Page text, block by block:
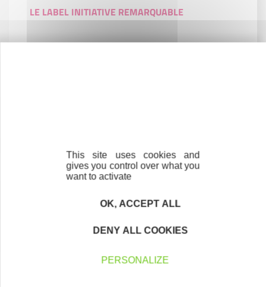
LE LABEL INITIATIVE REMARQUABLE
Trouvez à qui vous adresser
This site uses cookies and
gives you control over what you
want to activate
OK, ACCEPT ALL
DENY ALL COOKIES
PERSONALIZE